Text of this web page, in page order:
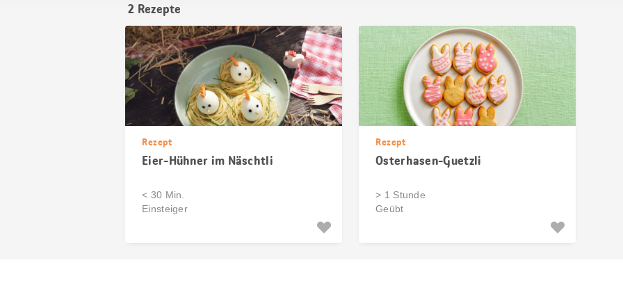
2 Rezepte
Rezept
Eier-Hühner im Näschtli
< 30 Min.
Einsteiger
Rezept
Osterhasen-Guetzli
> 1 Stunde
Geübt